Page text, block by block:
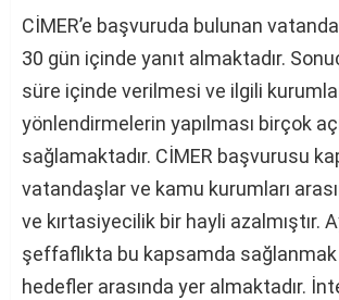
CİMER’e başvuruda bulunan
30 gün içinde yanıt almaktadır.
süre içinde verilmesi ve ilgili
yönlendirmelerin yapılması birçok
sağlamaktadır. CİMER başvurusu
vatandaşlar ve kamu kurumları
ve kırtasiyecilik bir hayli azalmıştır.
şeffaflıkta bu kapsamda
hedefler arasında yer almaktadır.